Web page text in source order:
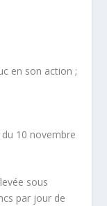
en son action ;
10 novembre
sous
par jour de